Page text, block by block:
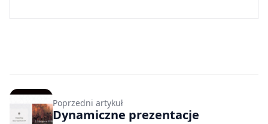
Poprzedni artykuł
Dynamiczne prezentacje